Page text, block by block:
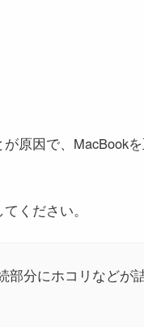
原因で、MacBook
ください。
部分にホコリなどが